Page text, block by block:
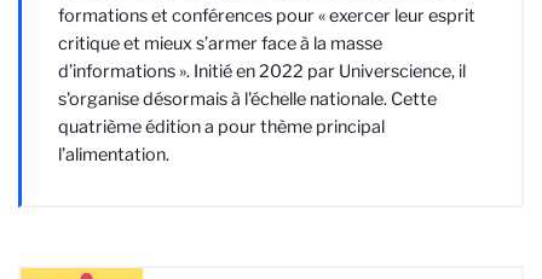
formations et conférences pour « exercer leur esprit
critique et mieux s’armer face à la masse
d’informations ». Initié en 2022 par Universcience, il
s'organise désormais à l'échelle nationale. Cette
quatrième édition a pour thème principal
l’alimentation.